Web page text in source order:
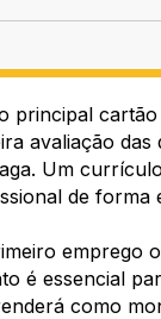
principal
avaliação
Um
de forma
emprego
é essencial
como